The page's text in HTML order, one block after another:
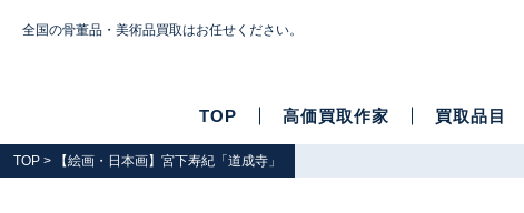
全国の骨董品・美術品買取はお任せください。
TOP 高価買取作家 買取品目
TOP > 【絵画・日本画】宮下寿紀「道成寺」